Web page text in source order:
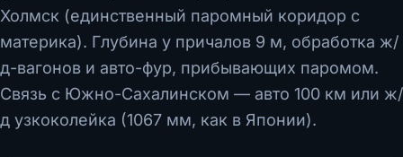
Холмск (единственный паромный коридор с
материка). Глубина у причалов 9 м, обработка ж/
д-вагонов и авто-фур, прибывающих паромом.
Связь с Южно-Сахалинском — авто 100 км или ж/
д узкоколейка (1067 мм, как в Японии).